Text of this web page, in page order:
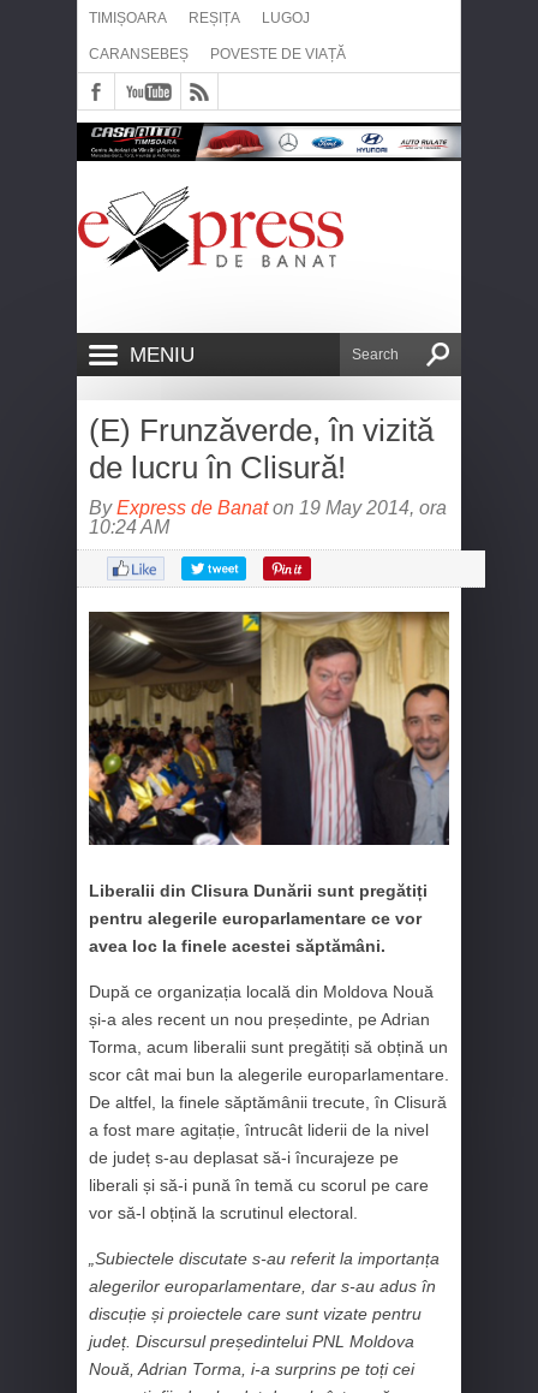
TIMIȘOARA REȘIȚA LUGOJ
CARANSEBEȘ POVESTE DE VIAȚĂ
MENIU
(E) Frunzăverde, în vizită
de lucru în Clisură!
ByExpress de Banaton 19 May 2014, ora
10:24 AM
Liberalii din Clisura Dunării sunt pregătiți
pentru alegerile europarlamentare ce vor
avea loc la finele acestei săptămâni.
După ce organizația locală din Moldova Nouă
și-a ales recent un nou președinte, pe Adrian
Torma, acum liberalii sunt pregătiți să obțină un
scor cât mai bun la alegerile europarlamentare.
De altfel, la finele săptămânii trecute, în Clisură
a fost mare agitație, întrucât liderii de la nivel
de județ s-au deplasat să-i încurajeze pe
liberali și să-i pună în temă cu scorul pe care
vor să-l obțină la scrutinul electoral.
„Subiectele discutate s-au referit la importanța
alegerilor europarlamentare, dar s-au adus în
discuție și proiectele care sunt vizate pentru
județ. Discursul președintelui PNL Moldova
Nouă, Adrian Torma, i-a surprins pe toți cei